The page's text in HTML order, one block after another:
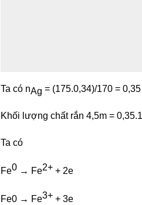
Ta có nAg = (175.0,34)/170 = 0,35
Khối lượng chất rắn 4,5m =
Ta có
Fe0 → Fe2+ + 2e
Fe0 → Fe3+ + 3e